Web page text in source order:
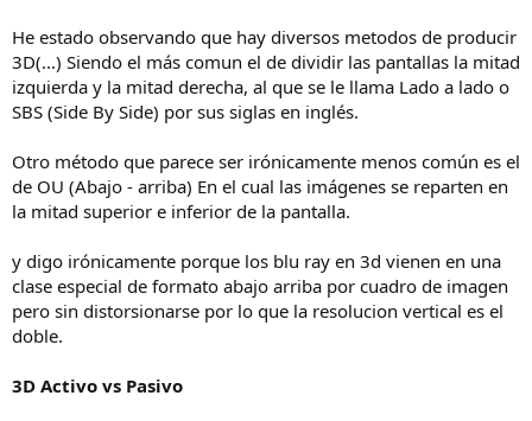
He estado observando que hay diversos metodos de producir
3D(...) Siendo el más comun el de dividir las pantallas la mitad
izquierda y la mitad derecha, al que se le llama Lado a lado o
SBS (Side By Side) por sus siglas en inglés.
Otro método que parece ser irónicamente menos común es el
de OU (Abajo - arriba) En el cual las imágenes se reparten en
la mitad superior e inferior de la pantalla.
y digo irónicamente porque los blu ray en 3d vienen en una
clase especial de formato abajo arriba por cuadro de imagen
pero sin distorsionarse por lo que la resolucion vertical es el
doble.
3D Activo vs Pasivo